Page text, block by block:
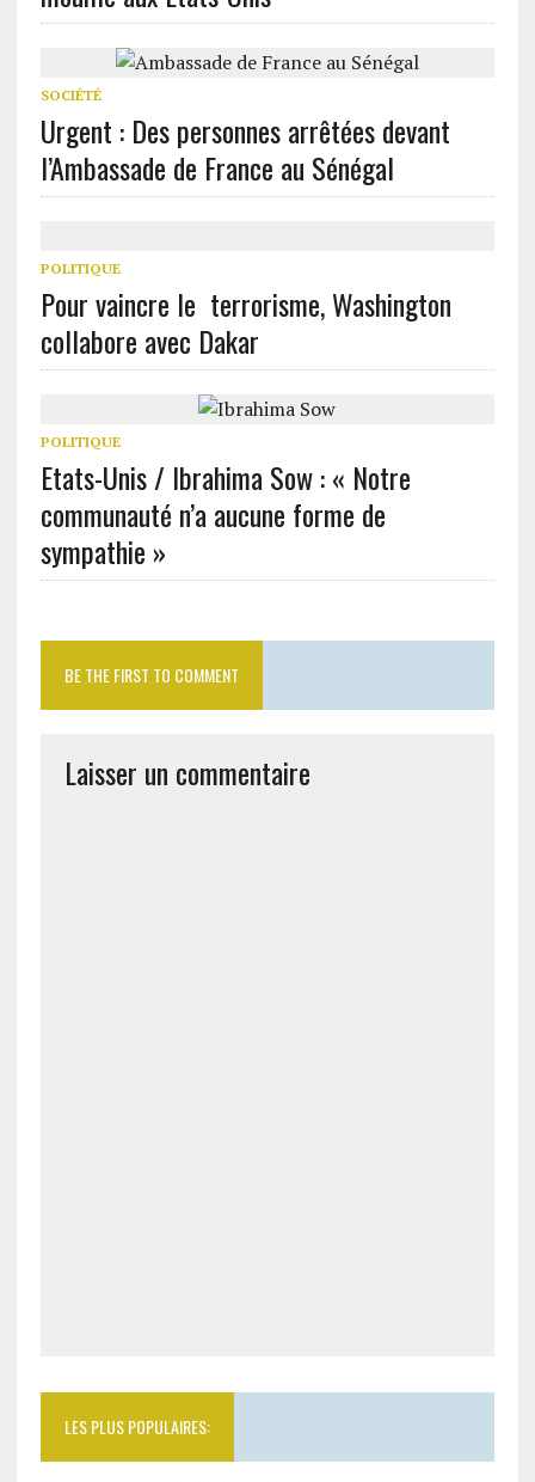
SOCIÉTÉ
Urgent : Des personnes arrêtées devant
l’Ambassade de France au Sénégal
POLITIQUE
Pour vaincre le terrorisme, Washington
collabore avec Dakar
POLITIQUE
Etats-Unis / Ibrahima Sow : « Notre
communauté n’a aucune forme de
sympathie »
BE THE FIRST TO COMMENT
Laisser un commentaire
LES PLUS POPULAIRES: